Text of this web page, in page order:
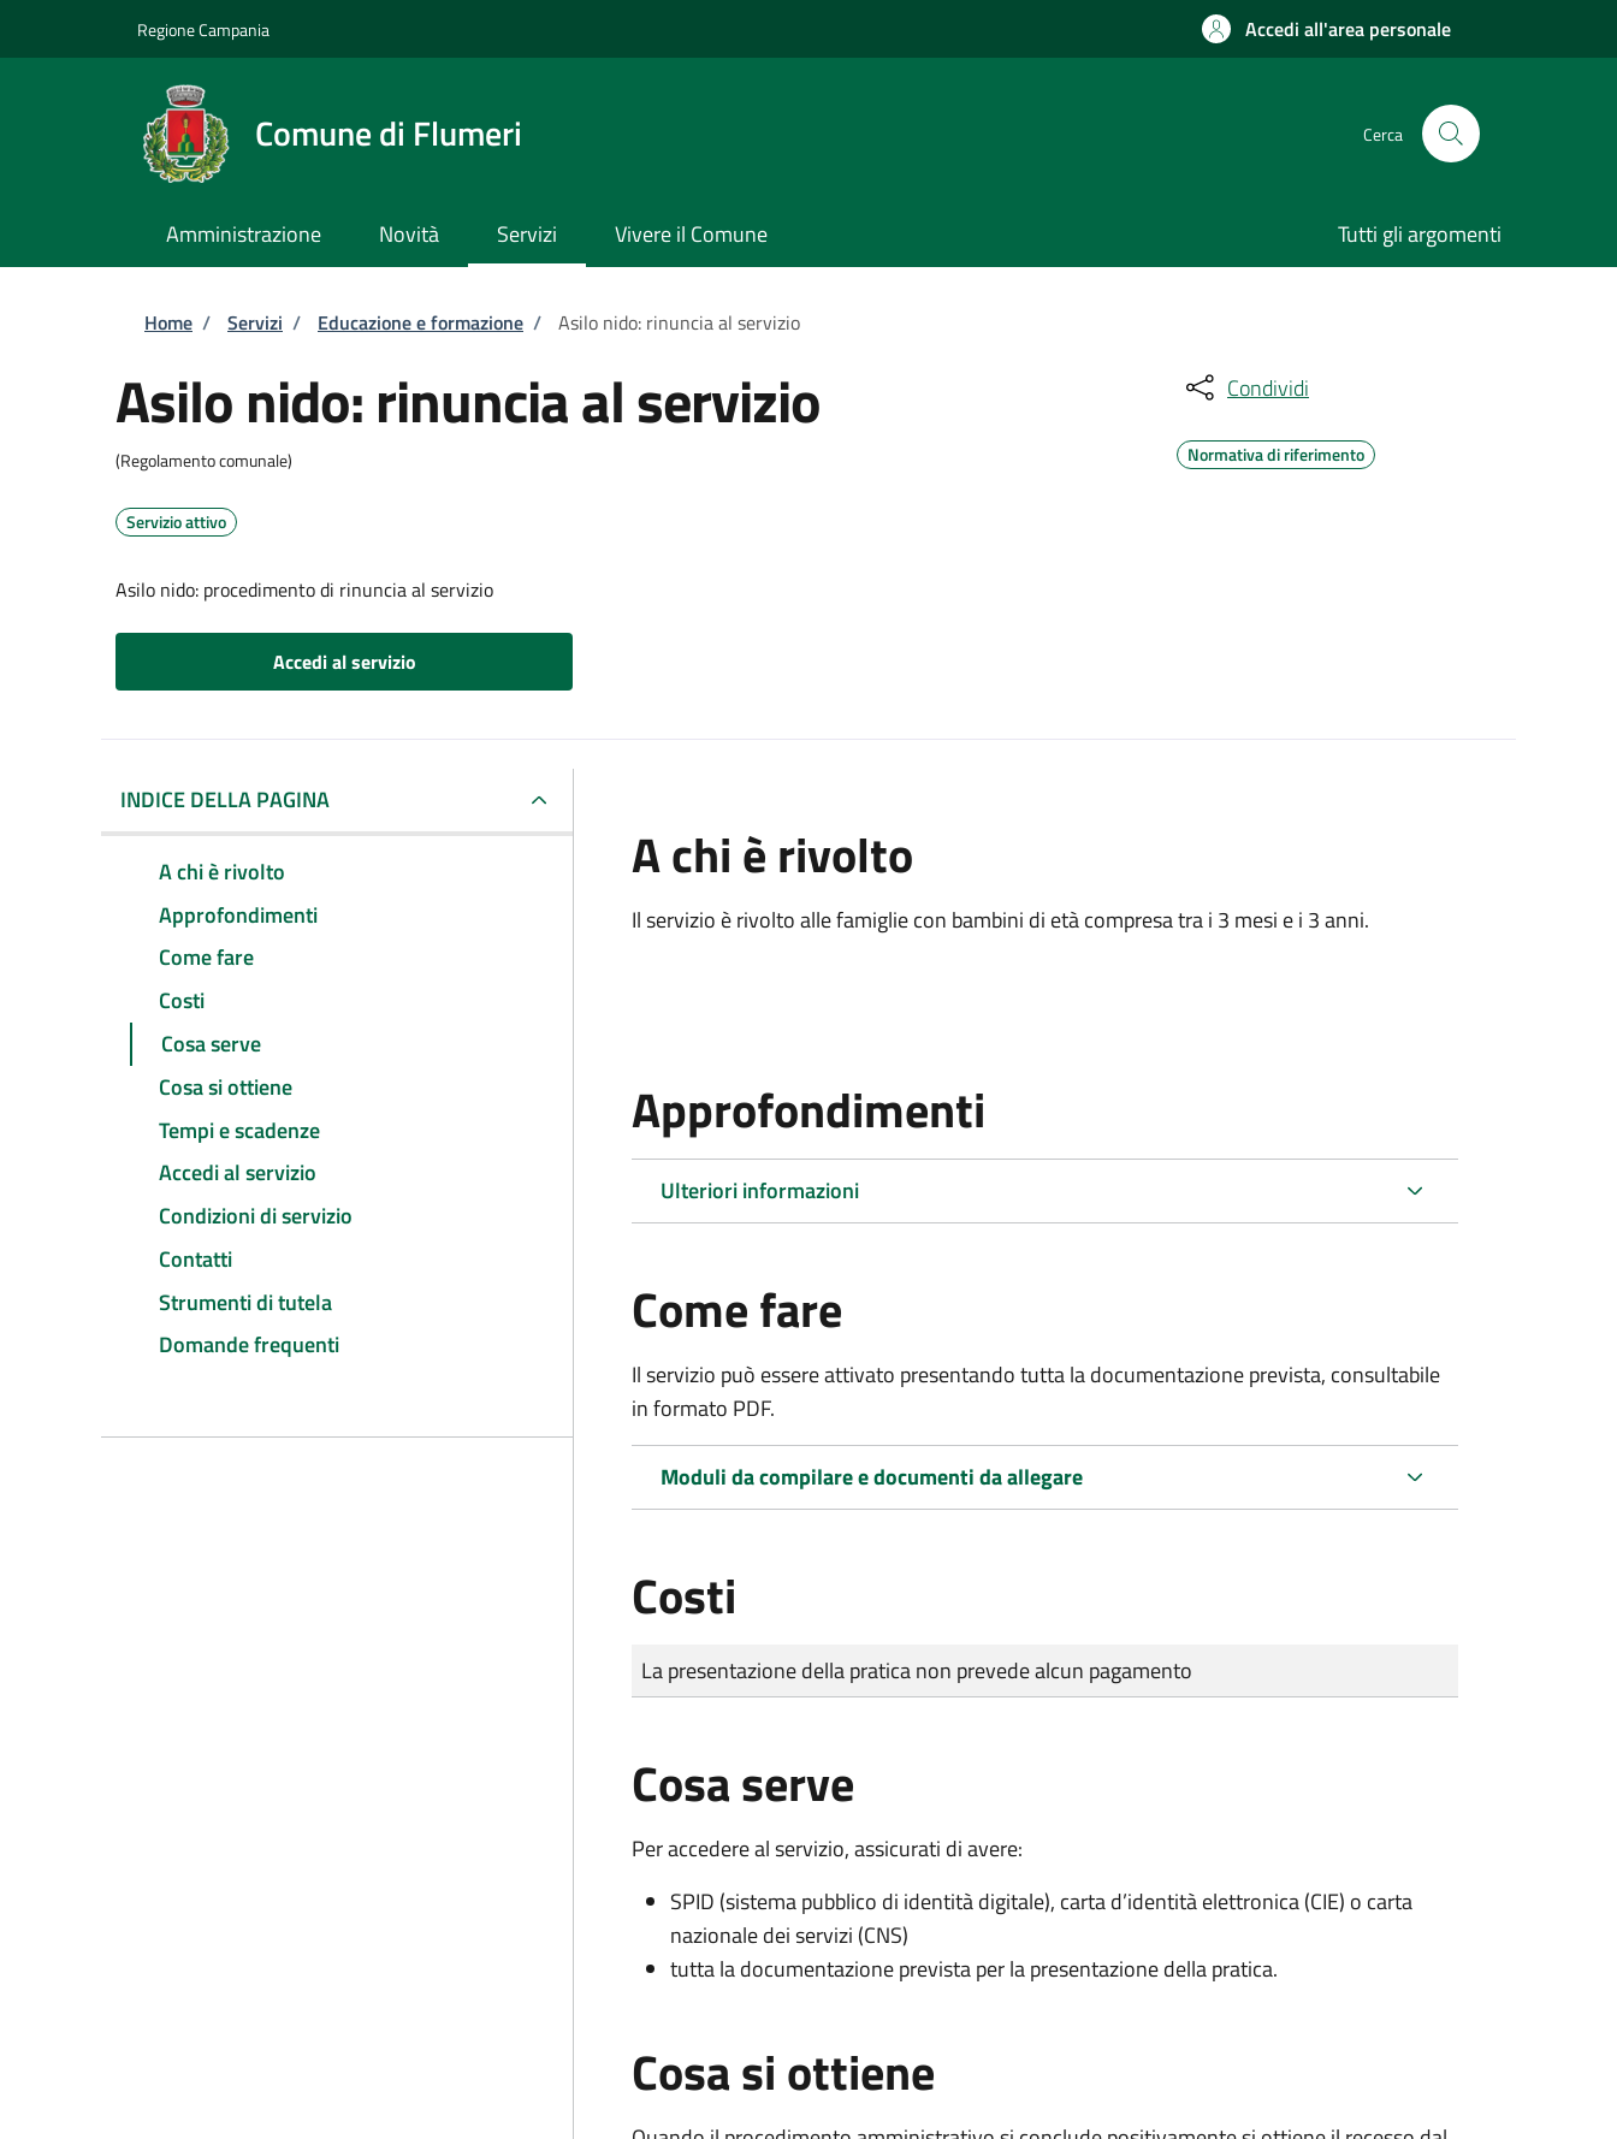
Regione Campania Accedi all'area personale
Comune di Flumeri Cerca
Amministrazione Novità Servizi Vivere il Comune Tutti gli argomenti
Briciole di pane
Home / Servizi / Educazione e formazione / Asilo nido: rinuncia al servizio
Asilo nido: rinuncia al servizio
(Regolamento comunale)
Servizio attivo
Asilo nido: procedimento di rinuncia al servizio
Accedi al servizio
Condividi
Normativa di riferimento
INDICE DELLA PAGINA
A chi è rivolto
Approfondimenti
Come fare
Costi
Cosa serve
Cosa si ottiene
Tempi e scadenze
Accedi al servizio
Condizioni di servizio
Contatti
Strumenti di tutela
Domande frequenti
A chi è rivolto
Il servizio è rivolto alle famiglie con bambini di età compresa tra i 3 mesi e i 3 anni.
Approfondimenti
Ulteriori informazioni
Come fare
Il servizio può essere attivato presentando tutta la documentazione prevista, consultabile
in formato PDF.
Moduli da compilare e documenti da allegare
Costi
Tipo di pagamento
Importo
La presentazione della pratica non prevede alcun pagamento
Cosa serve
Per accedere al servizio, assicurati di avere:
SPID (sistema pubblico di identità digitale), carta d’identità elettronica (CIE) o carta
nazionale dei servizi (CNS)
tutta la documentazione prevista per la presentazione della pratica.
Cosa si ottiene